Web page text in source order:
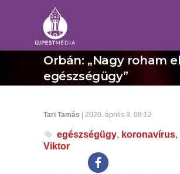
Orbán: „Nagy roham
egészségügy”
Tari Tamás | 2020. április 3. 09:12
egészségügy, koronavírus,
Viktor